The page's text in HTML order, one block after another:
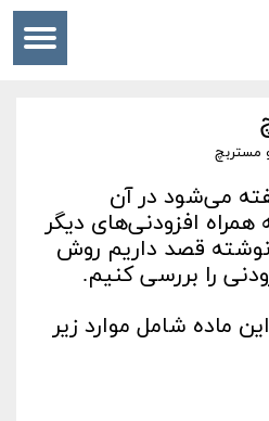
مستربچ
می‌شود در آن
افزودنی‌های دیگر
نوشته قصد داریم روش
را بررسی کنیم.
ماده شامل موارد زیر